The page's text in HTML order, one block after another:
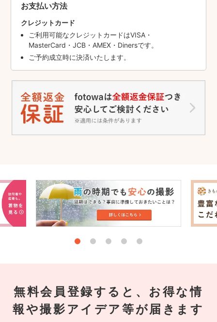
お支払い方法
クレジットカード
ご利用可能なクレジットカードはVISA・
MasterCard・JCB・AMEX・Dinersです。
ご予約成立時に決済いたします。
無料会員登録すると、お得な情
報や撮影アイデア等が届きます